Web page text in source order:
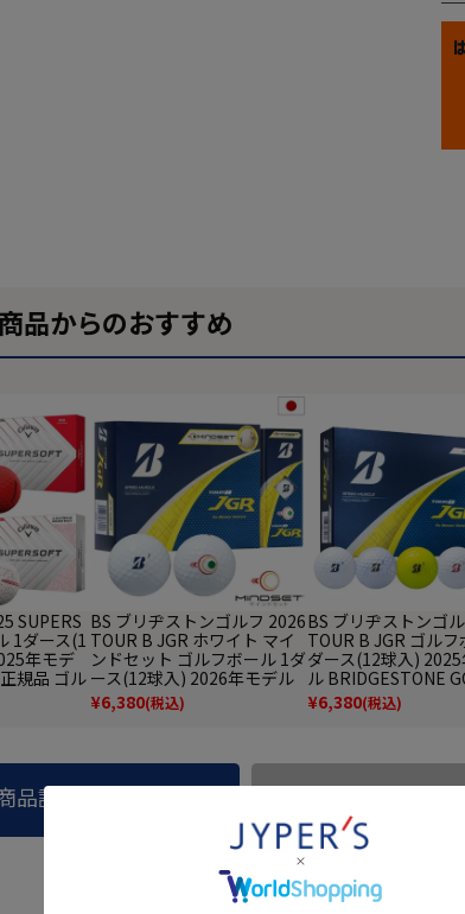
品からのおすすめ
SUPERS
1ダース(1
年モデ
規品 ゴル
BS ブリヂストンゴルフ 2026
TOUR B JGR ホワイト マイ
ンドセット ゴルフボール 1ダ
ース(12球入) 2026年モデル
BRIDGESTONE GOLF 日本
正規品
¥6,380(税込)
BS ブリヂストンゴ
TOUR B JGR ゴルフ
ダース(12球入)
ル BRIDGESTONE
本正規品
¥6,380(税込)
品説明